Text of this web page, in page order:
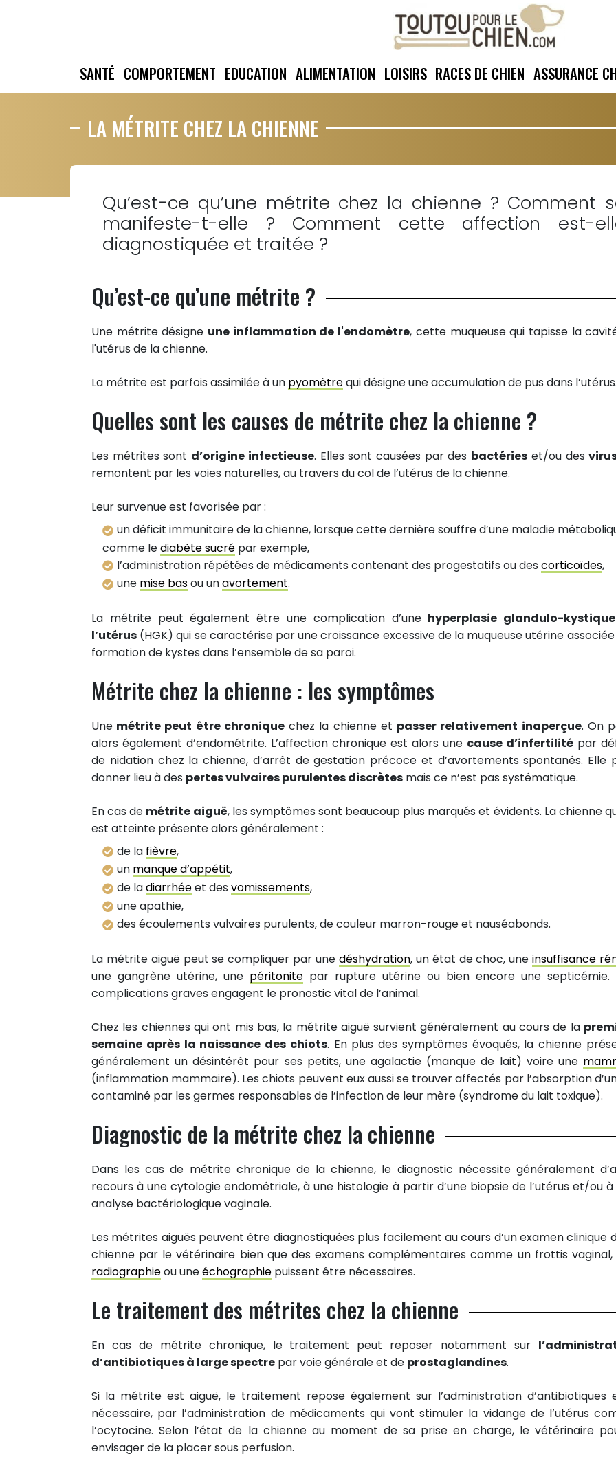
SANTÉ COMPORTEMENT EDUCATION ALIMENTATION LOISIRS RACES DE CHIEN ASSURANCE
LA MÉTRITE CHEZ LA CHIENNE
Qu’est-ce qu’une métrite chez la chienne ? Comment
manifeste-t-elle ? Comment cette affection est-
diagnostiquée et traitée ?
Partager sur facebook
Partager sur Twitter
Qu’est-ce qu’une métrite ?
Une métrite désigne une inflammation de l'endomètre, cette muqueuse qui tapisse la
l'utérus de la chienne.
La métrite est parfois assimilée à un pyomètrequi désigne une accumulation de pus dans l’utérus.
Quelles sont les causes de métrite chez la chienne ?
Les métrites sont d’origine infectieuse. Elles sont causées par des bactéries et/ou des
remontent par les voies naturelles, au travers du col de l’utérus de la chienne.
Leur survenue est favorisée par :
un déficit immunitaire de la chienne, lorsque cette dernière souffre d’une maladie
comme lediabète sucré par exemple,
l’administration répétées de médicaments contenant des progestatifs ou des corticoïdes,
une mise basou unavortement.
La métrite peut également être une complication d’une hyperplasie glandulo-
l’utérus (HGK) qui se caractérise par une croissance excessive de la muqueuse utérine
formation de kystes dans l’ensemble de sa paroi.
Métrite chez la chienne : les symptômes
Une métrite peut être chroniquechez la chienne et passer relativement inaperçue. On
alors également d’endométrite. L’affection chronique est alors une cause d’infertilité par
de nidation chez la chienne, d’arrêt de gestation précoce et d’avortements spontanés. Elle
donner lieu à des pertes vulvaires purulentes discrètes mais ce n’est pas systématique.
En cas de métrite aiguë, les symptômes sont beaucoup plus marqués et évidents. La chienne
est atteinte présente alors généralement :
de la fièvre,
un manque d’appétit,
de ladiarrhéeet des vomissements,
une apathie,
des écoulements vulvaires purulents, de couleur marron-rouge et nauséabonds.
La métrite aiguë peut se compliquer par une déshydration, un état de choc, uneinsuffisance
une gangrène utérine, une péritonite par rupture utérine ou bien encore une septicémie.
complications graves engagent le pronostic vital de l’animal.
Chez les chiennes qui ont mis bas, la métrite aiguë survient généralement au cours de la
semaine après la naissance des chiots. En plus des symptômes évoqués, la chienne
généralement un désintérêt pour ses petits, une agalactie (manque de lait) voire une
(inflammation mammaire). Les chiots peuvent eux aussi se trouver affectés par l’absorption
contaminé par les germes responsables de l’infection de leur mère (syndrome du lait toxique).
Diagnostic de la métrite chez la chienne
Dans les cas de métrite chronique de la chienne, le diagnostic nécessite généralement
recours à une cytologie endométriale, à une histologie à partir d’une biopsie de l’utérus et/ou à
analyse bactériologique vaginale.
Les métrites aiguës peuvent être diagnostiquées plus facilement au cours d’un examen clinique
chienne par le vétérinaire bien que des examens complémentaires comme un frottis vaginal,
radiographieou uneéchographie puissent être nécessaires.
Le traitement des métrites chez la chienne
En cas de métrite chronique, le traitement peut reposer notamment sur
d’antibiotiques à large spectre par voie générale et de prostaglandines.
Si la métrite est aiguë, le traitement repose également sur l’administration d’antibiotiques
nécessaire, par l’administration de médicaments qui vont stimuler la vidange de l’utérus
l’ocytocine. Selon l’état de la chienne au moment de sa prise en charge, le vétérinaire
envisager de la placer sous perfusion.